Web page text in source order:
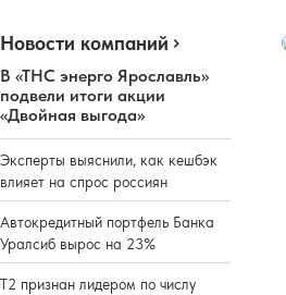
Новости компаний
В «ТНС энерго Ярославль»
подвели итоги акции
«Двойная выгода»
Эксперты выяснили, как кешбэк
влияет на спрос россиян
Автокредитный портфель Банка
Уралсиб вырос на 23%
Т2 признан лидером по числу